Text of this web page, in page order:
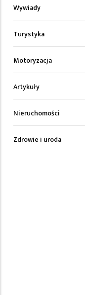
Wywiady
Turystyka
Motoryzacja
Artykuły
Nieruchomości
Zdrowie i uroda